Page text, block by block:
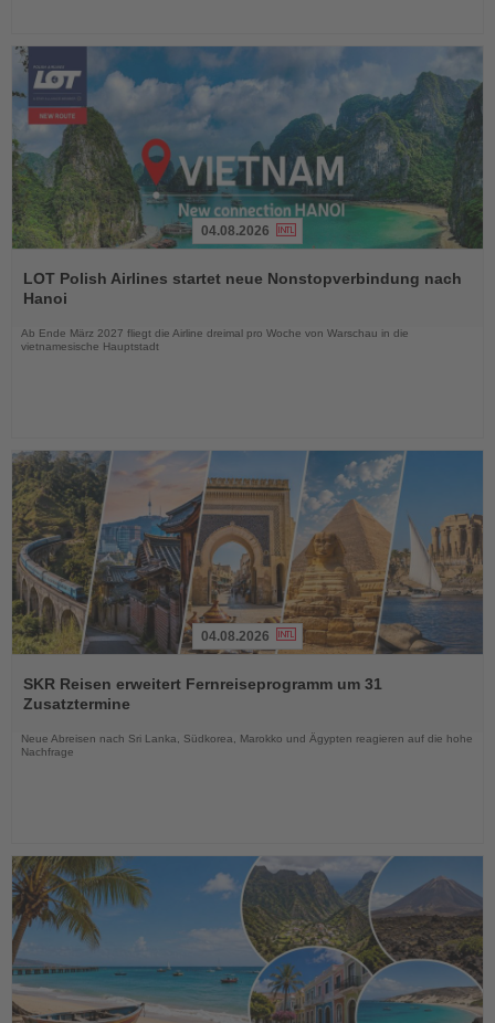
Sie
die
04.08.2026
LOT Polish Airlines startet neue Nonstopverbindung nach
Hanoi
Ab Ende März 2027 fliegt die Airline dreimal pro Woche von Warschau in die
vietnamesische Hauptstadt
Sie
die
04.08.2026
SKR Reisen erweitert Fernreiseprogramm um 31
Zusatztermine
Neue Abreisen nach Sri Lanka, Südkorea, Marokko und Ägypten reagieren auf die hohe
Nachfrage